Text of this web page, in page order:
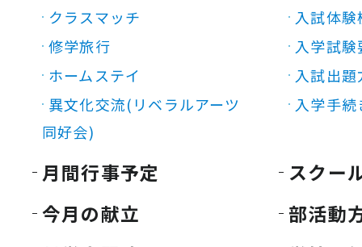
クラスマッチ
修学旅行
ホームステイ
異文化交流(リベラルアーツ
同好会)
入試体験
入学試験
入試出題
入学手続
月間行事予定
今月の献立
スクー
部活動